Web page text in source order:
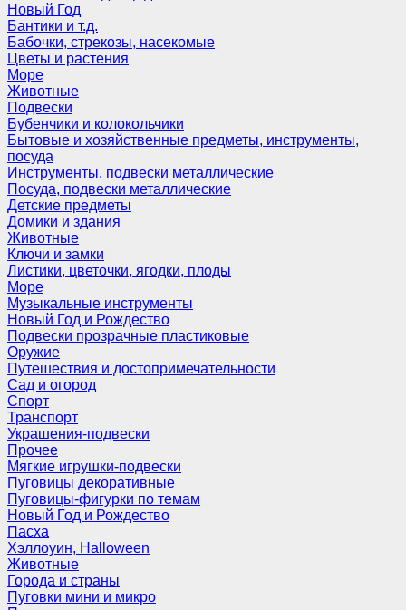
Новый Год
Бантики и т.д.
Бабочки, стрекозы, насекомые
Цветы и растения
Море
Животные
Подвески
Бубенчики и колокольчики
Бытовые и хозяйственные предметы, инструменты,
посуда
Инструменты, подвески металлические
Посуда, подвески металлические
Детские предметы
Домики и здания
Животные
Ключи и замки
Листики, цветочки, ягодки, плоды
Море
Музыкальные инструменты
Новый Год и Рождество
Подвески прозрачные пластиковые
Оружие
Путешествия и достопримечательности
Сад и огород
Спорт
Транспорт
Украшения-подвески
Прочее
Мягкие игрушки-подвески
Пуговицы декоративные
Пуговицы-фигурки по темам
Новый Год и Рождество
Пасха
Хэллоуин, Halloween
Животные
Города и страны
Пуговки мини и микро